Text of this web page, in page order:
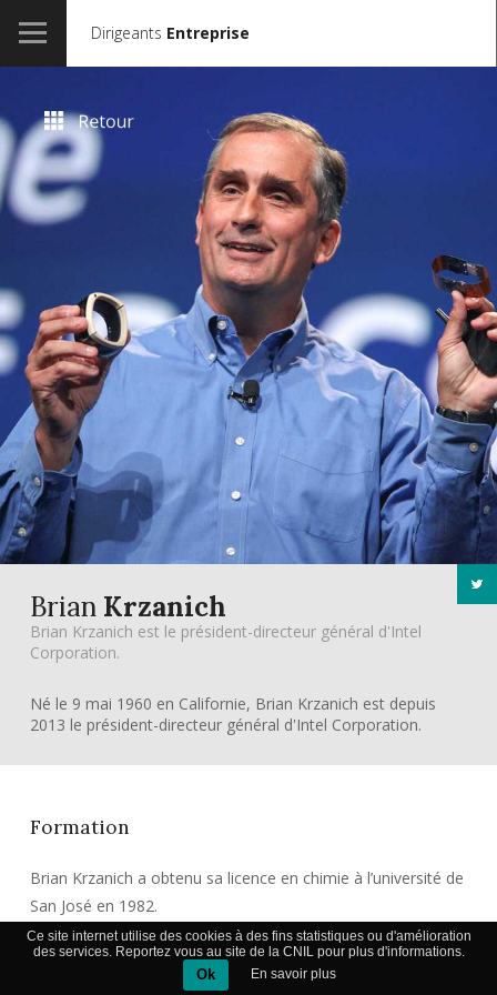
Dirigeants Entreprise
Brian Krzanich
Brian Krzanich est le président-directeur général d'Intel
Corporation.
Né le 9 mai 1960 en Californie, Brian Krzanich est depuis
2013 le président-directeur général d'Intel Corporation.
Formation
Brian Krzanich a obtenu sa licence en chimie à l’université de
San José en 1982.
Carrière de Brian Krzanich
Ce site internet utilise des cookies à des fins statistiques ou d'amélioration
des services. Reportez vous au site de la CNIL pour plus d'informations.
Ok En savoir plus